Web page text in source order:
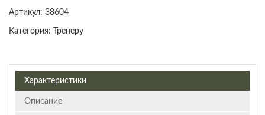
Артикул: 38604
Категория: Тренеру
Характеристики
Описание